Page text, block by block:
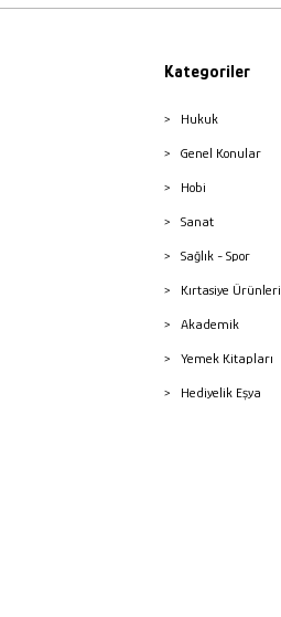
Kategoriler
Hukuk
Genel Konular
Hobi
Sanat
Sağlık - Spor
Kırtasiye Ürünleri
Akademik
Yemek Kitapları
Hediyelik Eşya